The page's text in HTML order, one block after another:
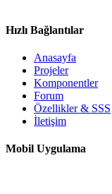
Hızlı Bağlantılar
Anasayfa
Projeler
Komponentler
Forum
Özellikler & SSS
İletişim
Mobil Uygulama